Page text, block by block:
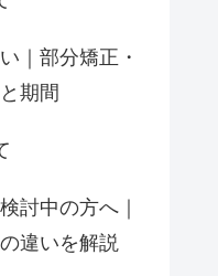
｜部分矯正・
期間
討中の方へ｜
違いを解説